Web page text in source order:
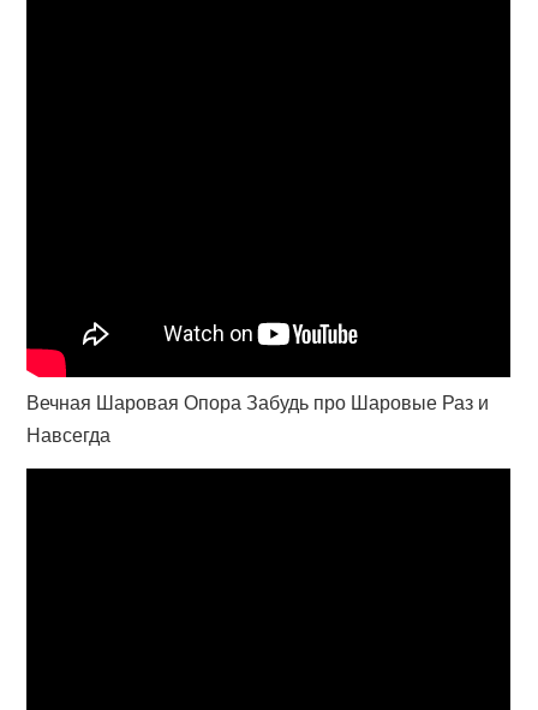
Вечная Шаровая Опора Забудь про Шаровые Раз и
Навсегда